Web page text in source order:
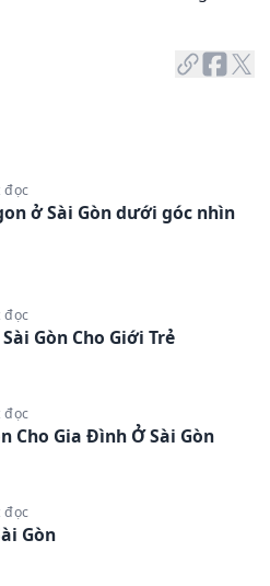
đọc
ở Sài Gòn dưới góc nhìn
đọc
Gòn Cho Giới Trẻ
đọc
Cho Gia Đình Ở Sài Gòn
đọc
Gòn